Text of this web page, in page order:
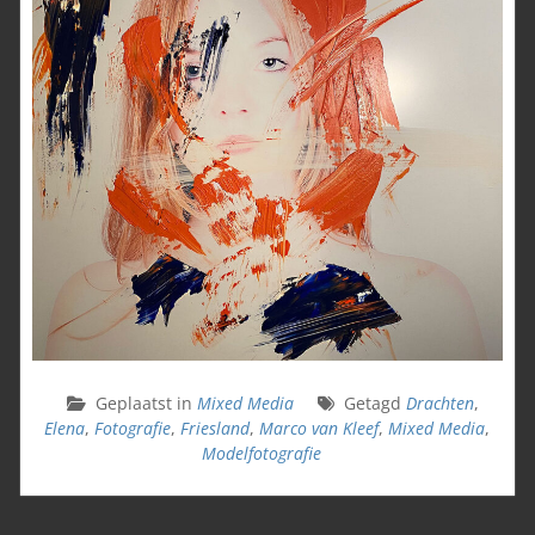
Geplaatst inMixed Media GetagdDrachten,
Elena,Fotografie,Friesland,Marco van Kleef,Mixed Media,
Modelfotografie